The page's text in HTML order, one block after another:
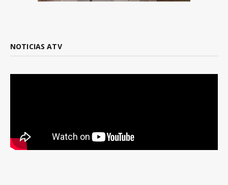
NOTICIAS ATV